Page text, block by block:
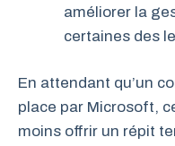
améliorer la
certaines des
En attendant qu’un
place par Microsoft,
moins offrir un répit